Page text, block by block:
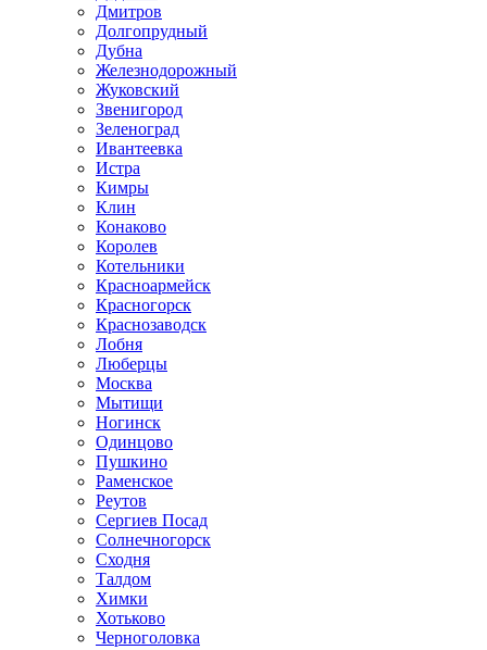
Дмитров
Долгопрудный
Дубна
Железнодорожный
Жуковский
Звенигород
Зеленоград
Ивантеевка
Истра
Кимры
Клин
Конаково
Королев
Котельники
Красноармейск
Красногорск
Краснозаводск
Лобня
Люберцы
Москва
Мытищи
Ногинск
Одинцово
Пушкино
Раменское
Реутов
Сергиев Посад
Солнечногорск
Сходня
Талдом
Химки
Хотьково
Черноголовка